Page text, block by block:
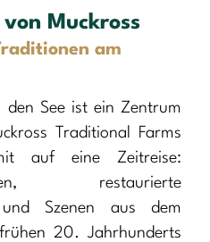
Muckross
am
den See ist ein Zentrum
Traditional Farms
auf eine Zeitreise:
restaurierte
Szenen aus dem
20. Jahrhunderts